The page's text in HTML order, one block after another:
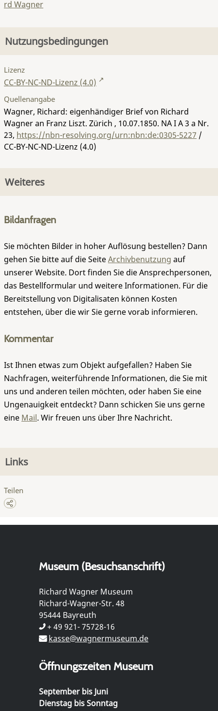
rd Wagner
Nutzungsbedingungen
Lizenz
CC-BY-NC-ND-Lizenz (4.0)
Quellenangabe
Wagner, Richard: eigenhändiger Brief von Richard
Wagner an Franz Liszt. Zürich , 10.07.1850. NA I A 3 a Nr.
23, https://nbn-resolving.org/urn:nbn:de:0305-5227 /
CC-BY-NC-ND-Lizenz (4.0)
Weiteres
Bildanfragen
Sie möchten Bilder in hoher Auflösung bestellen? Dann
gehen Sie bitte auf die SeiteArchivbenutzung auf
unserer Website. Dort finden Sie die Ansprechpersonen,
das Bestellformular und weitere Informationen. Für die
Bereitstellung von Digitalisaten können Kosten
entstehen, über die wir Sie gerne vorab informieren.
Kommentar
Ist Ihnen etwas zum Objekt aufgefallen? Haben Sie
Nachfragen, weiterführende Informationen, die Sie mit
uns und anderen teilen möchten, oder haben Sie eine
Ungenauigkeit entdeckt? Dann schicken Sie uns gerne
eine Mail. Wir freuen uns über Ihre Nachricht.
Links
Teilen
Museum (Besuchsanschrift)
Richard Wagner Museum
Richard-Wagner-Str. 48
95444 Bayreuth
+ 49 921- 75728-16
kasse@wagnermuseum.de
Öffnungszeiten Museum
September bis Juni
Dienstag bis Sonntag